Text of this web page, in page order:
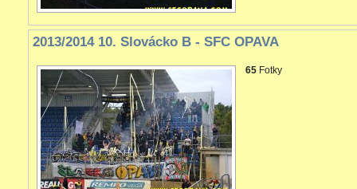
2013/2014 10. Slovácko B - SFC OPAVA
65 Fotky